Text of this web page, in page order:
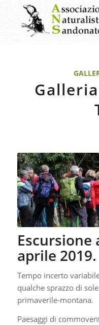
Escursione
aprile 2019.
Tempo incerto
qualche sprazzo di
primaverile-montana.
Paesaggi di